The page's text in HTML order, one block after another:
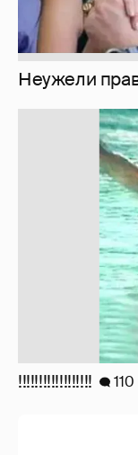
Неужели
!!!!!!!!!!!!!!!!!! 110